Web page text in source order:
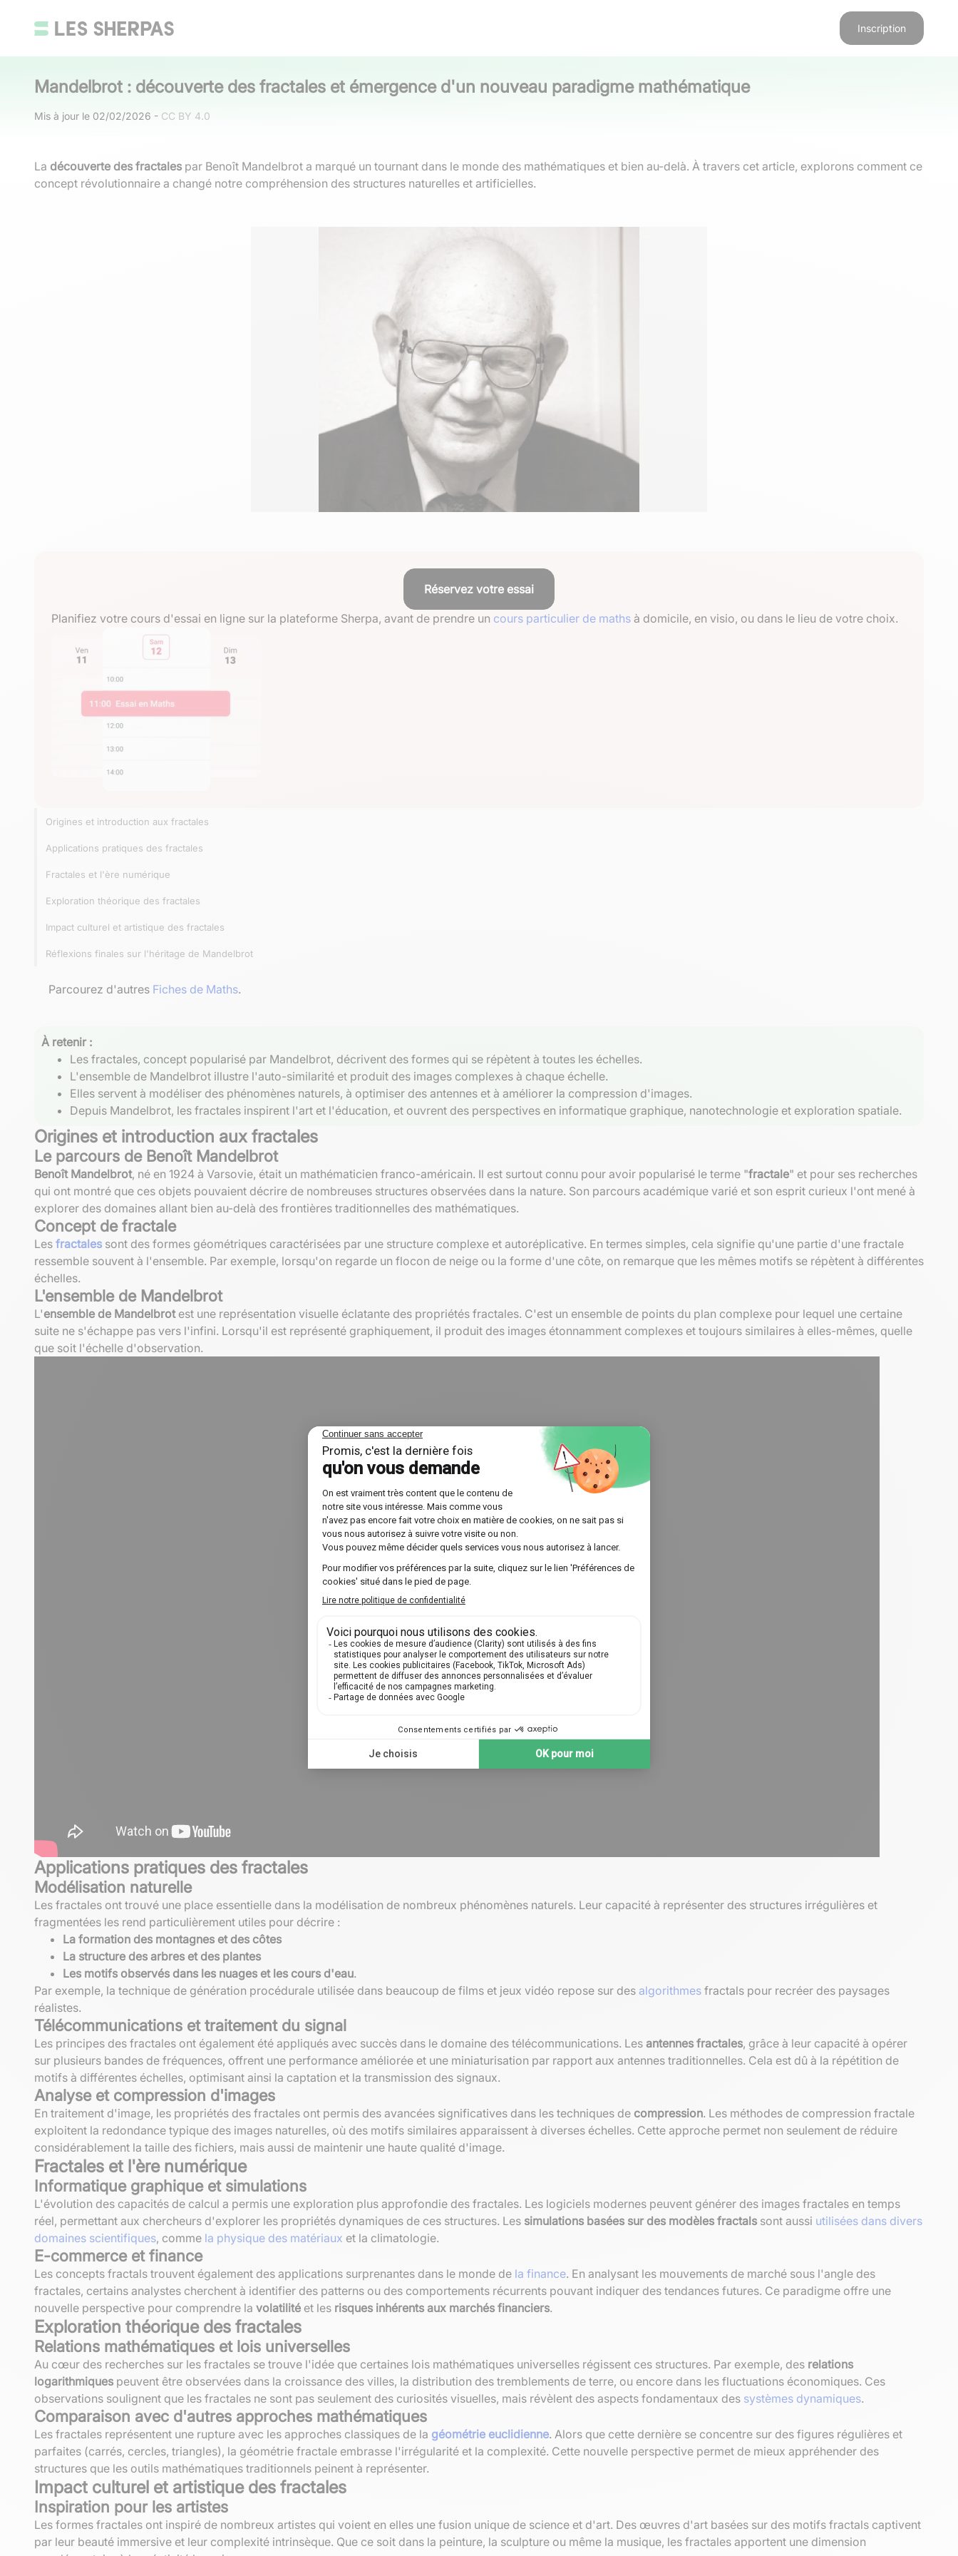
Inscription
Mandelbrot : découverte des fractales et émergence d'un nouveau paradigme mathématique
Mis à jour le 02/02/2026 - CC BY 4.0
La découverte des fractales par Benoît Mandelbrot a marqué un tournant dans le monde des mathématiques et bien au-delà. À travers cet article, explorons comment ce
concept révolutionnaire a changé notre compréhension des structures naturelles et artificielles.
Réservez votre essai
Planifiez votre cours d'essai en ligne sur la plateforme Sherpa, avant de prendre un cours particulier de maths à domicile, en visio, ou dans le lieu de votre choix.
Origines et introduction aux fractales
Applications pratiques des fractales
Fractales et l'ère numérique
Exploration théorique des fractales
Impact culturel et artistique des fractales
Réflexions finales sur l'héritage de Mandelbrot
Parcourez d'autres Fiches de Maths.
À retenir :
Les fractales, concept popularisé par Mandelbrot, décrivent des formes qui se répètent à toutes les échelles.
L'ensemble de Mandelbrot illustre l'auto-similarité et produit des images complexes à chaque échelle.
Elles servent à modéliser des phénomènes naturels, à optimiser des antennes et à améliorer la compression d'images.
Depuis Mandelbrot, les fractales inspirent l'art et l'éducation, et ouvrent des perspectives en informatique graphique, nanotechnologie et exploration spatiale.
Origines et introduction aux fractales
Le parcours de Benoît Mandelbrot
Benoît Mandelbrot, né en 1924 à Varsovie, était un mathématicien franco-américain. Il est surtout connu pour avoir popularisé le terme "fractale" et pour ses recherches
qui ont montré que ces objets pouvaient décrire de nombreuses structures observées dans la nature. Son parcours académique varié et son esprit curieux l'ont mené à
explorer des domaines allant bien au-delà des frontières traditionnelles des mathématiques.
Concept de fractale
Les fractales sont des formes géométriques caractérisées par une structure complexe et autoréplicative. En termes simples, cela signifie qu'une partie d'une fractale
ressemble souvent à l'ensemble. Par exemple, lorsqu'on regarde un flocon de neige ou la forme d'une côte, on remarque que les mêmes motifs se répètent à différentes
échelles.
L'ensemble de Mandelbrot
L'ensemble de Mandelbrotest une représentation visuelle éclatante des propriétés fractales. C'est un ensemble de points du plan complexe pour lequel une certaine
suite ne s'échappe pas vers l'infini. Lorsqu'il est représenté graphiquement, il produit des images étonnamment complexes et toujours similaires à elles-mêmes, quelle
que soit l'échelle d'observation.
Applications pratiques des fractales
Modélisation naturelle
Les fractales ont trouvé une place essentielle dans la modélisation de nombreux phénomènes naturels. Leur capacité à représenter des structures irrégulières et
fragmentées les rend particulièrement utiles pour décrire :
La formation des montagnes et des côtes
La structure des arbres et des plantes
Les motifs observés dans les nuages et les cours d'eau.
Par exemple, la technique de génération procédurale utilisée dans beaucoup de films et jeux vidéo repose sur des algorithmes fractals pour recréer des paysages
réalistes.
Télécommunications et traitement du signal
Les principes des fractales ont également été appliqués avec succès dans le domaine des télécommunications. Les antennes fractales, grâce à leur capacité à opérer
sur plusieurs bandes de fréquences, offrent une performance améliorée et une miniaturisation par rapport aux antennes traditionnelles. Cela est dû à la répétition de
motifs à différentes échelles, optimisant ainsi la captation et la transmission des signaux.
Analyse et compression d'images
En traitement d'image, les propriétés des fractales ont permis des avancées significatives dans les techniques de compression. Les méthodes de compression fractale
exploitent la redondance typique des images naturelles, où des motifs similaires apparaissent à diverses échelles. Cette approche permet non seulement de réduire
considérablement la taille des fichiers, mais aussi de maintenir une haute qualité d'image.
Fractales et l'ère numérique
Informatique graphique et simulations
L'évolution des capacités de calcul a permis une exploration plus approfondie des fractales. Les logiciels modernes peuvent générer des images fractales en temps
réel, permettant aux chercheurs d'explorer les propriétés dynamiques de ces structures. Les simulations basées sur des modèles fractals sont aussi utilisées dans divers
domaines scientifiques, comme la physique des matériaux et la climatologie.
E-commerce et finance
Les concepts fractals trouvent également des applications surprenantes dans le monde de la finance. En analysant les mouvements de marché sous l'angle des
fractales, certains analystes cherchent à identifier des patterns ou des comportements récurrents pouvant indiquer des tendances futures. Ce paradigme offre une
nouvelle perspective pour comprendre la volatilité et les risques inhérents aux marchés financiers.
Exploration théorique des fractales
Relations mathématiques et lois universelles
Au cœur des recherches sur les fractales se trouve l'idée que certaines lois mathématiques universelles régissent ces structures. Par exemple, des relations
logarithmiques peuvent être observées dans la croissance des villes, la distribution des tremblements de terre, ou encore dans les fluctuations économiques. Ces
observations soulignent que les fractales ne sont pas seulement des curiosités visuelles, mais révèlent des aspects fondamentaux des systèmes dynamiques.
Comparaison avec d'autres approches mathématiques
Les fractales représentent une rupture avec les approches classiques de la géométrie euclidienne. Alors que cette dernière se concentre sur des figures régulières et
parfaites (carrés, cercles, triangles), la géométrie fractale embrasse l'irrégularité et la complexité. Cette nouvelle perspective permet de mieux appréhender des
structures que les outils mathématiques traditionnels peinent à représenter.
Impact culturel et artistique des fractales
Inspiration pour les artistes
Les formes fractales ont inspiré de nombreux artistes qui voient en elles une fusion unique de science et d'art. Des œuvres d'art basées sur des motifs fractals captivent
par leur beauté immersive et leur complexité intrinsèque. Que ce soit dans la peinture, la sculpture ou même la musique, les fractales apportent une dimension